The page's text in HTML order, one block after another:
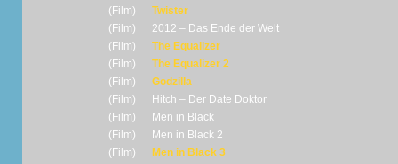
(Film)
Twister
(Film)
2012 – Das Ende der Welt
(Film)
The Equalizer
(Film)
The Equalizer 2
(Film)
Godzilla
(Film)
Hitch – Der Date Doktor
(Film)
Men in Black
(Film)
Men in Black 2
(Film)
Men in Black 3